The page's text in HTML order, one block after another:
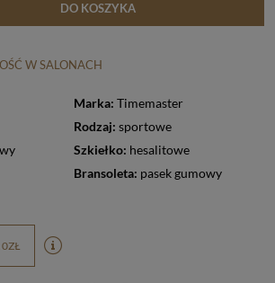
DO KOSZYKA
W SALONACH
Marka: Timemaster
Rodzaj: sportowe
Szkiełko: hesalitowe
Bransoleta: pasek gumowy
0ZŁ